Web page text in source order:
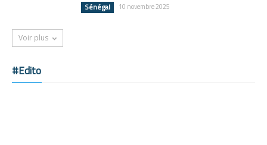
Sénégal 10 novembre 2025
Voir plus
#Edito